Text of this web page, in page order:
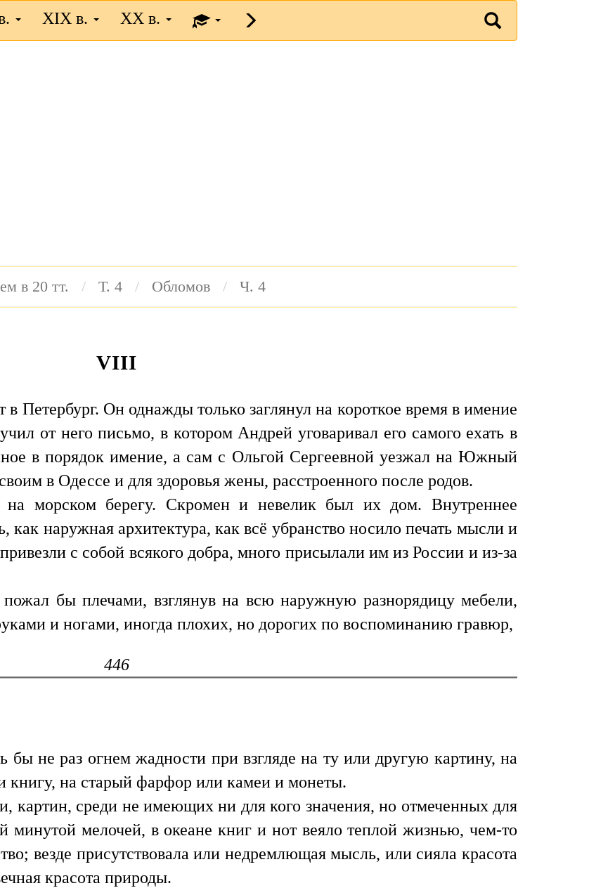
XIX в. XX в.
в 20 тт. Т. 4 Обломов Ч. 4
VIII
Петербург. Он однажды только заглянул на короткое время в имение
от него письмо, в котором Андрей уговаривал его самого ехать в
в порядок имение, а сам с Ольгой Сергеевной уезжал на Южный
в Одессе и для здоровья жены, расстроенного после родов.
на морском берегу. Скромен и невелик был их дом. Внутреннее
как наружная архитектура, как всё убранство носило печать мысли и
с собой всякого добра, много присылали им из России и из-за
бы плечами, взглянув на всю наружную разнорядицу мебели,
и ногами, иногда плохих, но дорогих по воспоминанию гравюр,
446
бы не раз огнем жадности при взгляде на ту или другую картину, на
на старый фарфор или камеи и монеты.
картин, среди не имеющих ни для кого значения, но отмеченных для
минутой мелочей, в океане книг и нот веяло теплой жизнью, чем-то
везде присутствовала или недремлющая мысль, или сияла красота
красота природы.